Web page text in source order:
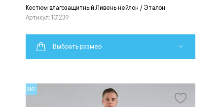
Костюм влагозащитный Ливень нейлон / Эталон
Артикул: 101239
Выбрать размер
ХИТ